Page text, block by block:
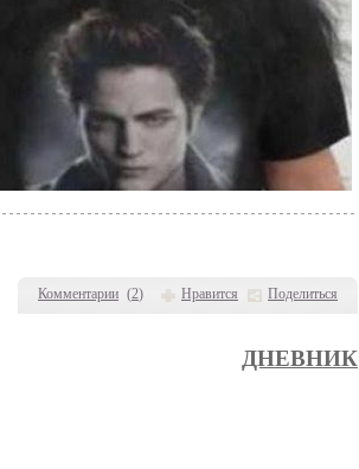
Комментарии (2) Нравится Поделиться
ДНЕВНИК